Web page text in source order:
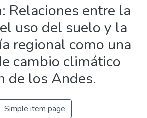
Relaciones entre la
uso del suelo y la
regional como una
cambio climático
de los Andes.
Simple item page